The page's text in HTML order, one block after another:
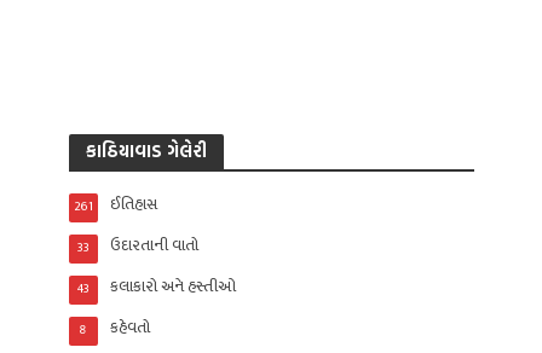
કાઠિયાવાડ ગેલેરી
ઈતિહાસ
261
ઉદારતાની વાતો
33
કલાકારો અને હસ્તીઓ
43
કહેવતો
8